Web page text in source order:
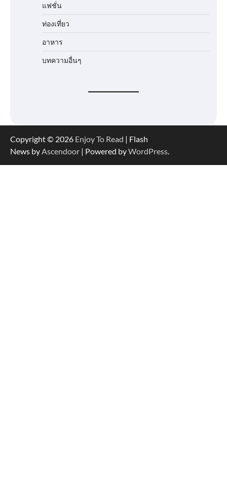
แฟชั่น
ท่องเที่ยว
อาหาร
บทความอื่นๆ
Copyright © 2026 Enjoy To Read | Flash
News by Ascendoor | Powered byWordPress